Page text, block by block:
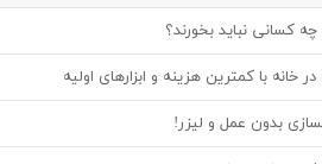
کسانی نباید بخورند؟
با کمترین هزینه و ابزارهای اولیه
بدون عمل و لیزر!